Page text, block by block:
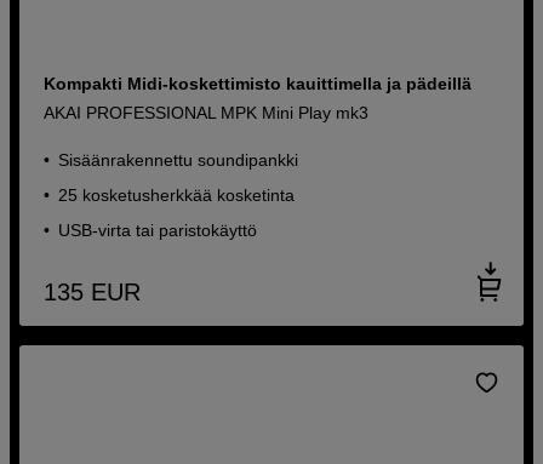
Kompakti Midi-koskettimisto kauittimella ja pädeillä
AKAI PROFESSIONAL MPK Mini Play mk3
Sisäänrakennettu soundipankki
25 kosketusherkkää kosketinta
USB-virta tai paristokäyttö
135 EUR